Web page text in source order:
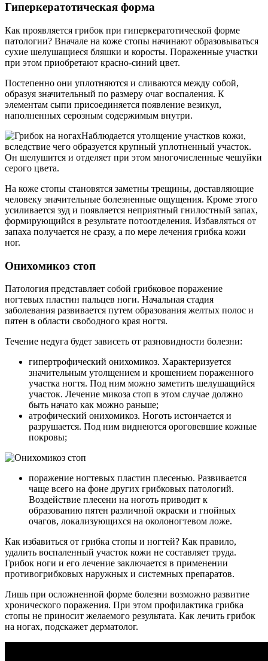
Гиперкератотическая форма
Как проявляется грибок при гиперкератотической форме
патологии? Вначале на коже стопы начинают образовываться
сухие шелушащиеся бляшки и коросты. Пораженные участки
при этом приобретают красно-синий цвет.
Постепенно они уплотняются и сливаются между собой,
образуя значительный по размеру очаг воспаления. К
элементам сыпи присоединяется появление везикул,
наполненных серозным содержимым внутри.
Наблюдается утолщение участков кожи,
вследствие чего образуется крупный уплотненный участок.
Он шелушится и отделяет при этом многочисленные чешуйки
серого цвета.
На коже стопы становятся заметны трещины, доставляющие
человеку значительные болезненные ощущения. Кроме этого
усиливается зуд и появляется неприятный гнилостный запах,
формирующийся в результате потоотделения. Избавляться от
запаха получается не сразу, а по мере лечения грибка кожи
ног.
Онихомикоз стоп
Патология представляет собой грибковое поражение
ногтевых пластин пальцев ноги. Начальная стадия
заболевания развивается путем образования желтых полос и
пятен в области свободного края ногтя.
Течение недуга будет зависеть от разновидности болезни:
гипертрофический онихомикоз. Характеризуется
значительным утолщением и крошением пораженного
участка ногтя. Под ним можно заметить шелушащийся
участок. Лечение микоза стоп в этом случае должно
быть начато как можно раньше;
атрофический онихомикоз. Ноготь истончается и
разрушается. Под ним виднеются ороговевшие кожные
покровы;
поражение ногтевых пластин плесенью. Развивается
чаще всего на фоне других грибковых патологий.
Воздействие плесени на ноготь приводит к
образованию пятен различной окраски и гнойных
очагов, локализующихся на околоногтевом ложе.
Как избавиться от грибка стопы и ногтей? Как правило,
удалить воспаленный участок кожи не составляет труда.
Грибок ноги и его лечение заключается в применении
противогрибковых наружных и системных препаратов.
Лишь при осложненной форме болезни возможно развитие
хронического поражения. При этом профилактика грибка
стопы не приносит желаемого результата. Как лечить грибок
на ногах, подскажет дерматолог.